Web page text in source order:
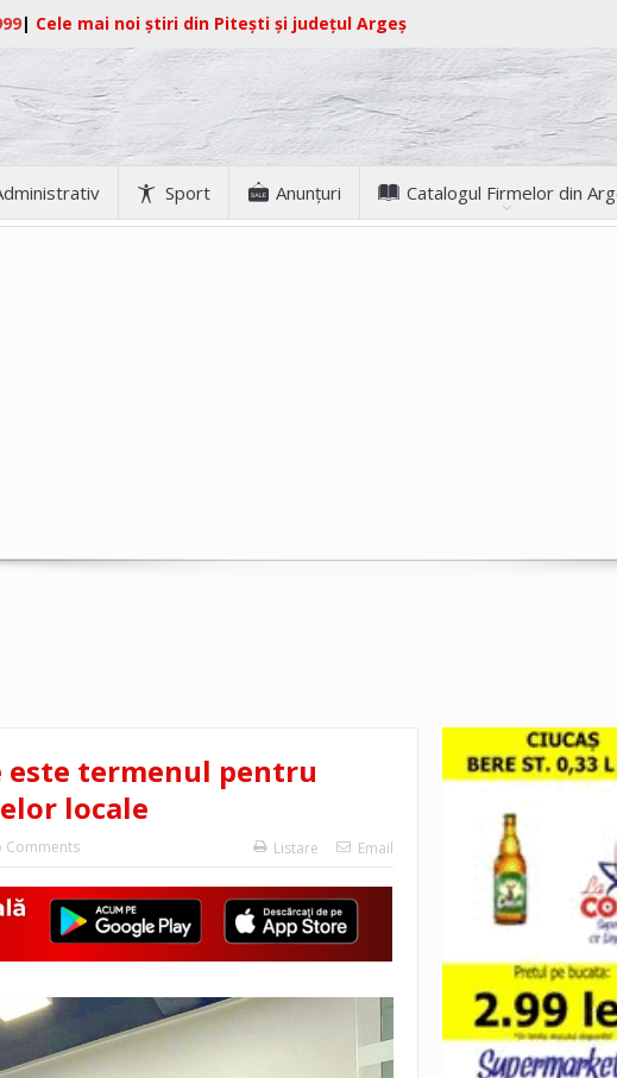
| Cele mai noi știri din Pitești și județul Argeș
Sport Anunţuri Catalogul Firmelor din
este termenul pentru
locale
Comments Listare Email